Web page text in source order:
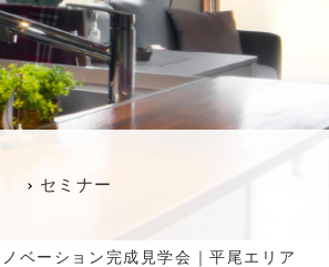
セミナー
ノベーション完成見学会｜平尾エリア